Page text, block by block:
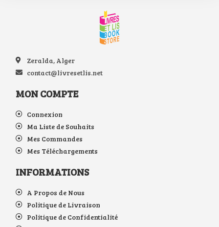
Zeralda, Alger
contact@livresetlis.net
MON COMPTE
Connexion
Ma Liste de Souhaits
Mes Commandes
Mes Téléchargements
INFORMATIONS
A Propos de Nous
Politique de Livraison
Politique de Confidentialité